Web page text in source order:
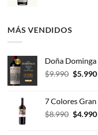
MÁS VENDIDOS
Doña
$9.990 El
era:
$9.990.
$5.990El
7 Colores
$8.990 El
$4.990El